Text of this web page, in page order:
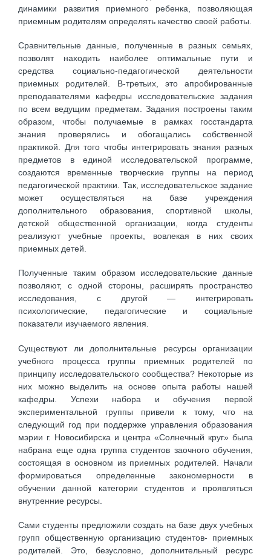
динамики развития приемного ребенка, позволяющая
приемным родителям определять качество своей работы.
Сравнительные данные, полученные в разных семьях,
позволят находить наиболее оптимальные пути и
средства социально-педагогической деятельности
приемных родителей. В-третьих, это апробированные
преподавателями кафедры исследовательские задания
по всем ведущим предметам. Задания построены таким
образом, чтобы получаемые в рамках госстандарта
знания проверялись и обогащались собственной
практикой. Для того чтобы интегрировать знания разных
предметов в единой исследовательской программе,
создаются временные творческие группы на период
педагогической практики. Так, исследовательское задание
может осуществляться на базе учреждения
дополнительного образования, спортивной школы,
детской общественной организации, когда студенты
реализуют учебные проекты, вовлекая в них своих
приемных детей.
Полученные таким образом исследовательские данные
позволяют, с одной стороны, расширять пространство
исследования, с другой — интегрировать
психологические, педагогические и социальные
показатели изучаемого явления.
Существуют ли дополнительные ресурсы организации
учебного процесса группы приемных родителей по
принципу исследовательского сообщества? Некоторые из
них можно выделить на основе опыта работы нашей
кафедры. Успехи набора и обучения первой
экспериментальной группы привели к тому, что на
следующий год при поддержке управления образования
мэрии г. Новосибирска и центра «Солнечный круг» была
набрана еще одна группа студентов заочного обучения,
состоящая в основном из приемных родителей. Начали
формироваться определенные закономерности в
обучении данной категории студентов и проявляться
внутренние ресурсы.
Сами студенты предложили создать на базе двух учебных
групп общественную организацию студентов- приемных
родителей. Это, безусловно, дополнительный ресурс